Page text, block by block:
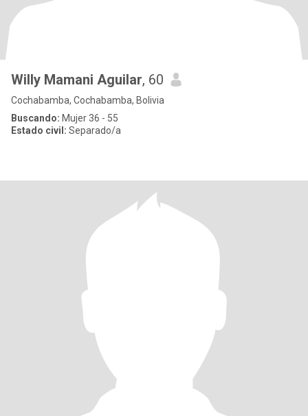
Willy Mamani Aguilar, 60
Cochabamba, Cochabamba, Bolivia
Buscando: Mujer 36 - 55
Estado civil: Separado/a